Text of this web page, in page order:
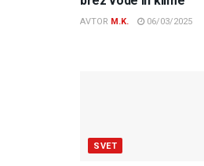
AVTOR M.K. 06/03/2025
SVET